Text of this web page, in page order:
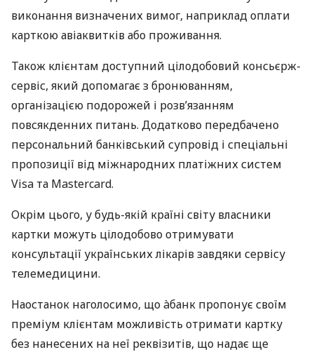
виконання визначених вимог, наприклад оплати
карткою авіаквитків або проживання.
Також клієнтам доступний цілодобовий консьєрж-
сервіс, який допомагає з бронюванням,
організацією подорожей і розв’язанням
повсякденних питань. Додатково передбачено
персональний банківський супровід і спеціальні
пропозиції від міжнародних платіжних систем
Visa та Mastercard.
Окрім цього, у будь-якій країні світу власники
картки можуть цілодобово отримувати
консультації українських лікарів завдяки сервісу
телемедицини.
Наостанок наголосимо, що àбанк пропонує своїм
преміум клієнтам можливість отримати картку
без нанесених на неї реквізитів, що надає ще